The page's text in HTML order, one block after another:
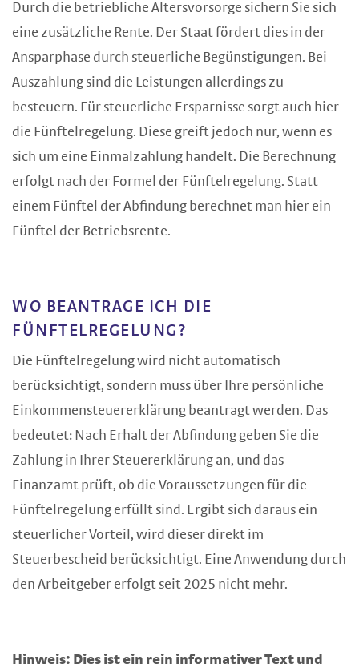
Durch die betriebliche Altersvorsorge sichern Sie sich
eine zusätzliche Rente. Der Staat fördert dies in der
Ansparphase durch steuerliche Begünstigungen. Bei
Auszahlung sind die Leistungen allerdings zu
besteuern. Für steuerliche Ersparnisse sorgt auch hier
die Fünftelregelung. Diese greift jedoch nur, wenn es
sich um eine Einmalzahlung handelt. Die Berechnung
erfolgt nach der Formel der Fünftelregelung. Statt
einem Fünftel der Abfindung berechnet man hier ein
Fünftel der Betriebsrente.
WO BEANTRAGE ICH DIE
FÜNFTELREGELUNG?
Die Fünftelregelung wird nicht automatisch
berücksichtigt, sondern muss über Ihre persönliche
Einkommensteuererklärung beantragt werden. Das
bedeutet: Nach Erhalt der Abfindung geben Sie die
Zahlung in Ihrer Steuererklärung an, und das
Finanzamt prüft, ob die Voraussetzungen für die
Fünftelregelung erfüllt sind. Ergibt sich daraus ein
steuerlicher Vorteil, wird dieser direkt im
Steuerbescheid berücksichtigt. Eine Anwendung durch
den Arbeitgeber erfolgt seit 2025 nicht mehr.
Hinweis: Dies ist ein rein informativer Text und